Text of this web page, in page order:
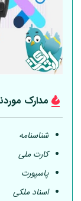
مدارک
شناسنامه
کارت ملی
پاسپورت
اسناد ملکی